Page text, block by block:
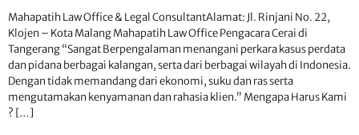
Mahapatih Law Office & Legal ConsultantAlamat: Jl. Rinjani No. 22,
Klojen – Kota Malang Mahapatih Law Office Pengacara Cerai di
Tangerang “Sangat Berpengalaman menangani perkara kasus perdata
dan pidana berbagai kalangan, serta dari berbagai wilayah di Indonesia.
Dengan tidak memandang dari ekonomi, suku dan ras serta
mengutamakan kenyamanan dan rahasia klien.” Mengapa Harus Kami
? […]